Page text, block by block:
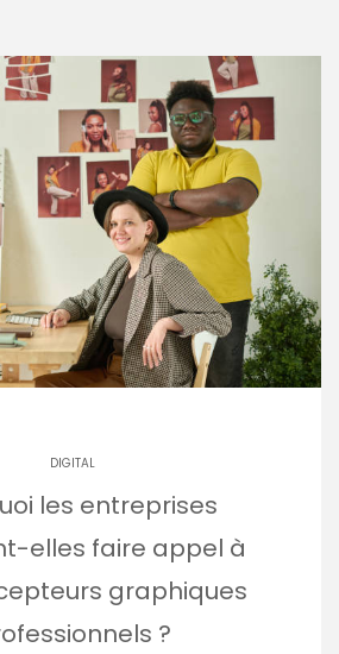
DIGITAL
les entreprises
elles faire appel à
graphiques
?